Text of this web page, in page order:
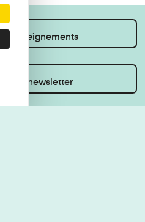
renseignements
à la newsletter